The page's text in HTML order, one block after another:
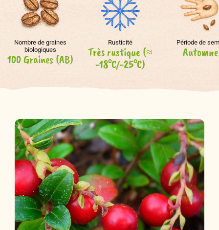
Nombre de graines
biologiques
100 Graines (AB)
Rusticité
Très rustique (≈
-18°C/-25°C)
Période de
Automne